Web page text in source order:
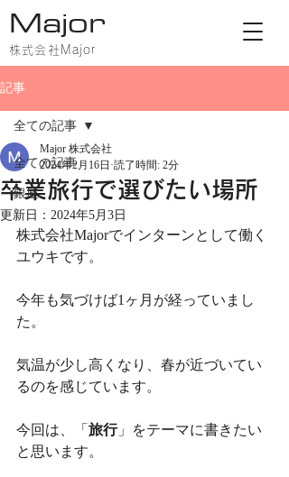
Major
株式会社Major
記事
全ての記事
銀座
全ての記事
卒業旅行で選びたい場所
Major 株式会社
2024年2月16日 読了時間: 2分
更新日： 2024年5月3日
株式会社Majorでインターンとして働く
ユウキです。
今年も気づけば1ヶ月が経っていまし
た。
気温が少し高くなり、春が近づいてい
るのを感じています。
今回は、「 旅行」をテーマに書きたい
と思います。